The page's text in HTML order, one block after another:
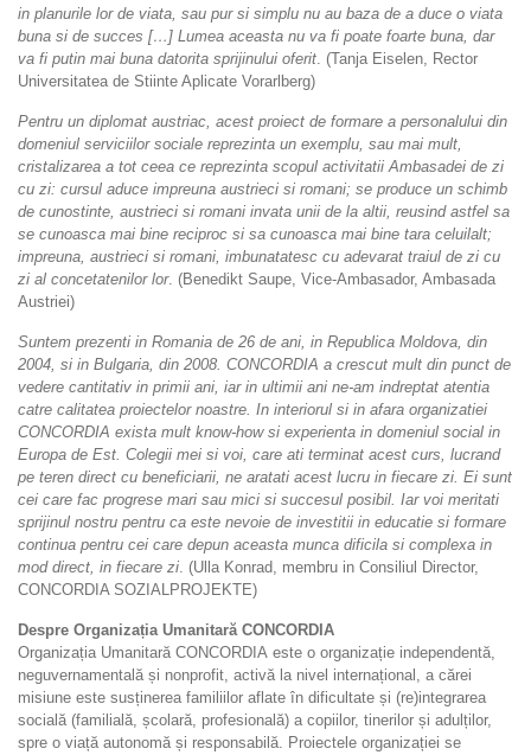
in planurile lor de viata, sau pur si simplu nu au baza de a duce o viata
buna si de succes […] Lumea aceasta nu va fi poate foarte buna, dar
va fi putin mai buna datorita sprijinului oferit. (Tanja Eiselen, Rector
Universitatea de Stiinte Aplicate Vorarlberg)
Pentru un diplomat austriac, acest proiect de formare a personalului din
domeniul serviciilor sociale reprezinta un exemplu, sau mai mult,
cristalizarea a tot ceea ce reprezinta scopul activitatii Ambasadei de zi
cu zi: cursul aduce impreuna austrieci si romani; se produce un schimb
de cunostinte, austrieci si romani invata unii de la altii, reusind astfel sa
se cunoasca mai bine reciproc si sa cunoasca mai bine tara celuilalt;
impreuna, austrieci si romani, imbunatatesc cu adevarat traiul de zi cu
zi al concetatenilor lor. (Benedikt Saupe, Vice-Ambasador, Ambasada
Austriei)
Suntem prezenti in Romania de 26 de ani, in Republica Moldova, din
2004, si in Bulgaria, din 2008. CONCORDIA a crescut mult din punct de
vedere cantitativ in primii ani, iar in ultimii ani ne-am indreptat atentia
catre calitatea proiectelor noastre. In interiorul si in afara organizatiei
CONCORDIA exista mult know-how si experienta in domeniul social in
Europa de Est. Colegii mei si voi, care ati terminat acest curs, lucrand
pe teren direct cu beneficiarii, ne aratati acest lucru in fiecare zi. Ei sunt
cei care fac progrese mari sau mici si succesul posibil. Iar voi meritati
sprijinul nostru pentru ca este nevoie de investitii in educatie si formare
continua pentru cei care depun aceasta munca dificila si complexa in
mod direct, in fiecare zi. (Ulla Konrad, membru in Consiliul Director,
CONCORDIA SOZIALPROJEKTE)
Despre Organizația Umanitară CONCORDIA
Organizația Umanitară CONCORDIA este o organizație independentă,
neguvernamentală și nonprofit, activă la nivel internațional, a cărei
misiune este susținerea familiilor aflate în dificultate și (re)integrarea
socială (familială, școlară, profesională) a copiilor, tinerilor și adulților,
spre o viață autonomă și responsabilă. Proiectele organizației se